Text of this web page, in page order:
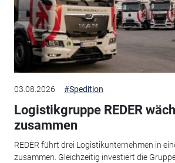
03.08.2026 #Spedition
Logistikgruppe REDER
zusammen
REDER führt drei Logistikunternehmen in
zusammen. Gleichzeitig investiert die Gruppe